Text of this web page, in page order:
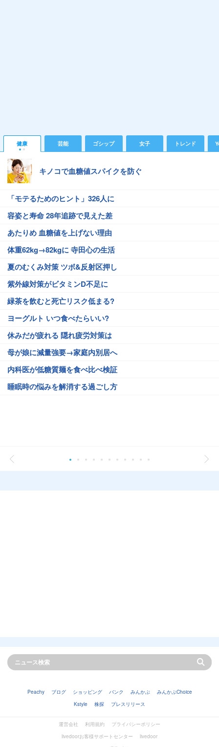
健康 芸能 ゴシップ 女子 トレンド
キノコで血糖値スパイクを防ぐ
「モテるためのヒント」326人に
容姿と寿命 28年追跡で見えた差
あたりめ 血糖値を上げない理由
体重62kg→82kgに 寺田心の生活
夏のむくみ対策 ツボ&反射区押し
紫外線対策がビタミンD不足に
緑茶を飲むと死亡リスク低まる?
ヨーグルト いつ食べたらいい?
休みだが疲れる 隠れ疲労対策は
母が娘に減量強要→家庭内別居へ
内科医が低糖質麺を食べ比べ検証
睡眠時の悩みを解消する過ごし方
Peachy ブログ ショッピング バンク みんかぶ
みんかぶChoice
Kstyle
株探 プレスリリース
運営会社 利用規約
プライバシーポリシー
livedoorお客様サポートセンター
livedoor